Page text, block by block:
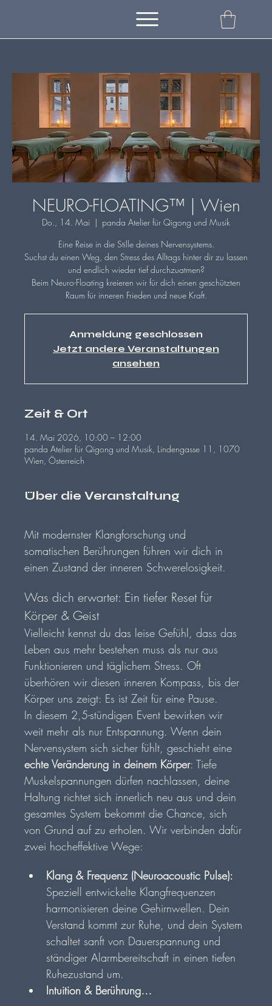
NEURO-FLOATING™ | Wien
Do., 14. Mai
  |
panda Atelier für Qigong und Musik
Eine Reise in die Stille deines Nervensystems.
Suchst du einen Weg, den Stress des Alltags hinter dir zu lassen
und endlich wieder tief durchzuatmen?
Beim Neuro-Floating kreieren wir für dich einen geschützten
Raum für inneren Frieden und neue Kraft.
Anmeldung geschlossen
Jetzt andere Veranstaltungen
ansehen
Zeit & Ort
14. Mai 2026, 10:00 – 12:00
panda Atelier für Qigong und Musik, Lindengasse 11, 1070
Wien, Österreich
Über die Veranstaltung
Mit modernster Klangforschung und
somatischen Berührungen führen wir dich in
einen Zustand der inneren Schwerelosigkeit.
Was dich erwartet: Ein tiefer Reset für
Körper & Geist
Vielleicht kennst du das leise Gefühl, dass das
Leben aus mehr bestehen muss als nur aus
Funktionieren und täglichem Stress. Oft
überhören wir diesen inneren Kompass, bis der
Körper uns zeigt: Es ist Zeit für eine Pause.
In diesem 2,5-stündigen Event bewirken wir
weit mehr als nur Entspannung. Wenn dein
Nervensystem sich sicher fühlt, geschieht eine
echte Veränderung in deinem Körper: Tiefe
Muskelspannungen dürfen nachlassen, deine
Haltung richtet sich innerlich neu aus und dein
gesamtes System bekommt die Chance, sich
von Grund auf zu erholen. Wir verbinden dafür
zwei hocheffektive Wege:
Klang & Frequenz (Neuroacoustic Pulse):
Speziell entwickelte Klangfrequenzen
harmonisieren deine Gehirnwellen. Dein
Verstand kommt zur Ruhe, und dein System
schaltet sanft von Dauerspannung und
ständiger Alarmbereitschaft in einen tiefen
Ruhezustand um.
Intuition & Berührung…